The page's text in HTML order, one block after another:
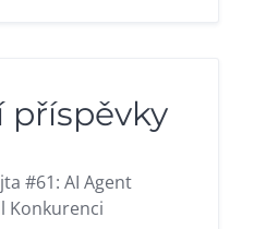
příspěvky
#61: AI Agent
Konkurenci